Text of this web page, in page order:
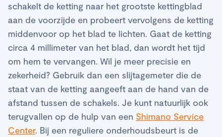
schakelt de ketting naar het grootste kettingblad
aan de voorzijde en probeert vervolgens de ketting
middenvoor op het blad te lichten. Gaat de ketting
circa 4 millimeter van het blad, dan wordt het tijd
om hem te vervangen. Wil je meer precisie en
zekerheid? Gebruik dan een slijtagemeter die de
staat van de ketting aangeeft aan de hand van de
afstand tussen de schakels. Je kunt natuurlijk ook
terugvallen op de hulp van een Shimano Service
Center. Bij een reguliere onderhoudsbeurt is de